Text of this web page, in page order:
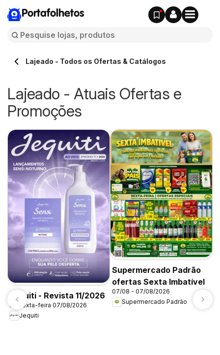
Portafolhetos
Lajeado - Todos os Ofertas & Catálogos
Lajeado - Atuais Ofertas e
Promoções
Jequiti - Revista 11/2026
de sexta-feira 07/08/2026
Jequiti
Supermercado Padrão
ofertas Sexta Imbatível
07/08 - 07/08/2026
Supermercado Padrão